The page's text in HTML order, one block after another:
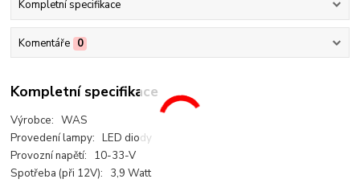
Kompletní specifikace
Komentáře 0
Kompletní specifikace
Výrobce: WAS
Provedení lampy: LED diody
Provozní napětí: 10-33-V
Spotřeba (při 12V): 3,9 Watt